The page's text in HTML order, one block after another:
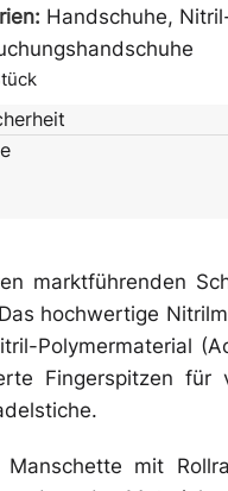
Handschuhe,
marktführenden
hochwertige
Polymermaterial
Fingerspitzen für
mit